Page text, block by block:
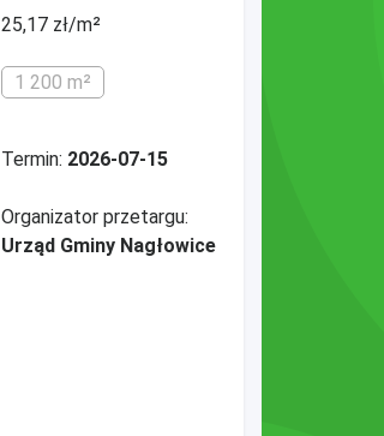
25,17 zł/m²
1 200 m²
Termin: 2026-07-15
Organizator przetargu:
Urząd Gminy Nagłowice